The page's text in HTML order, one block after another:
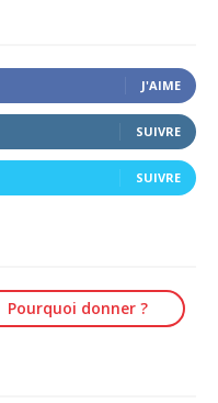
J'AIME
SUIVRE
SUIVRE
Pourquoi donner ?